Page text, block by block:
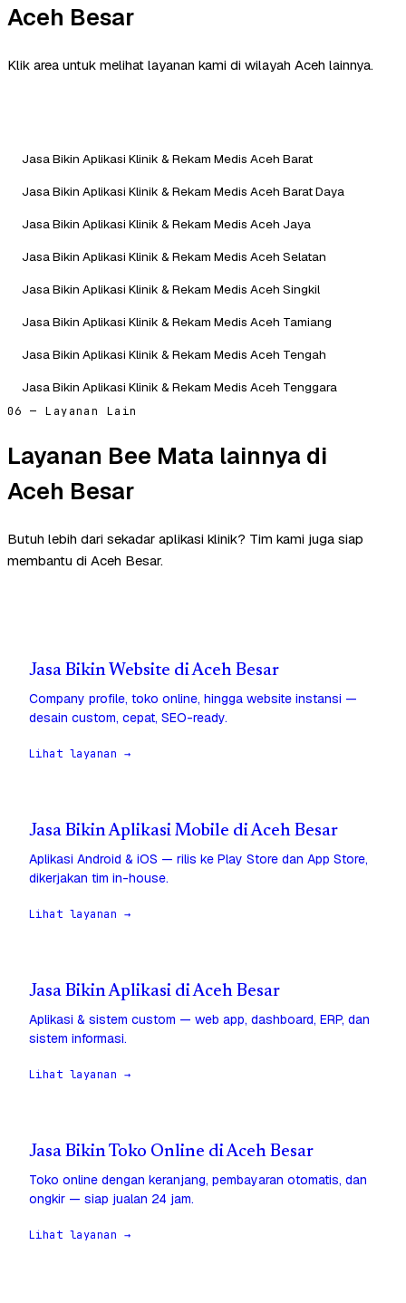
Aceh Besar
Klik area untuk melihat layanan kami di wilayah Aceh lainnya.
Jasa Bikin Aplikasi Klinik & Rekam Medis Aceh Barat
Jasa Bikin Aplikasi Klinik & Rekam Medis Aceh Barat Daya
Jasa Bikin Aplikasi Klinik & Rekam Medis Aceh Jaya
Jasa Bikin Aplikasi Klinik & Rekam Medis Aceh Selatan
Jasa Bikin Aplikasi Klinik & Rekam Medis Aceh Singkil
Jasa Bikin Aplikasi Klinik & Rekam Medis Aceh Tamiang
Jasa Bikin Aplikasi Klinik & Rekam Medis Aceh Tengah
Jasa Bikin Aplikasi Klinik & Rekam Medis Aceh Tenggara
06 — Layanan Lain
Layanan Bee Mata lainnya di
Aceh Besar
Butuh lebih dari sekadar aplikasi klinik? Tim kami juga siap
membantu di Aceh Besar.
Jasa Bikin Website di Aceh Besar
Company profile, toko online, hingga website instansi —
desain custom, cepat, SEO-ready.
Lihat layanan →
Jasa Bikin Aplikasi Mobile di Aceh Besar
Aplikasi Android & iOS — rilis ke Play Store dan App Store,
dikerjakan tim in-house.
Lihat layanan →
Jasa Bikin Aplikasi di Aceh Besar
Aplikasi & sistem custom — web app, dashboard, ERP, dan
sistem informasi.
Lihat layanan →
Jasa Bikin Toko Online di Aceh Besar
Toko online dengan keranjang, pembayaran otomatis, dan
ongkir — siap jualan 24 jam.
Lihat layanan →